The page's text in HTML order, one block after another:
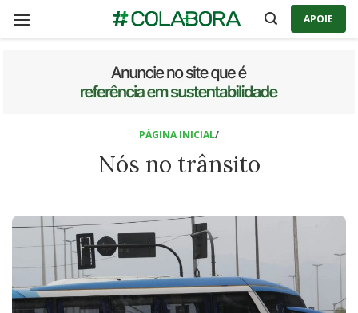
APOIE
PÁGINA INICIAL/
Nós no trânsito